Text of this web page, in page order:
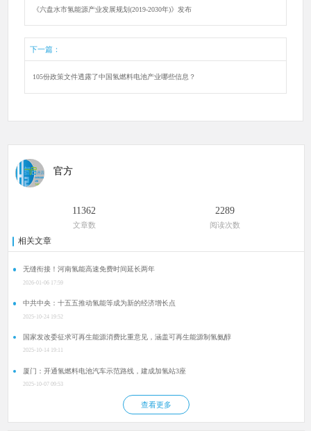
《六盘水市氢能源产业发展规划(2019-2030年)》发布
下一篇：
105份政策文件透露了中国氢燃料电池产业哪些信息？
官方
11362
文章数
2289
阅读次数
相关文章
无缝衔接！河南氢能高速免费时间延长两年
2026-01-06 17:59
中共中央：十五五推动氢能等成为新的经济增长点
2025-10-24 19:52
国家发改委征求可再生能源消费比重意见，涵盖可再生能源制氢氨醇
2025-10-14 19:11
厦门：开通氢燃料电池汽车示范路线，建成加氢站3座
2025-10-07 09:53
查看更多